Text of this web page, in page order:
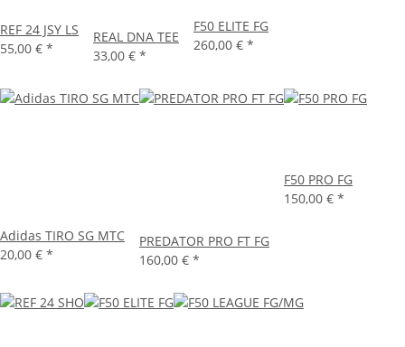
REF 24 JSY LS
55,00 € *
REAL DNA TEE
33,00 € *
F50 ELITE FG
260,00 € *
Adidas TIRO SG MTC
20,00 € *
PREDATOR PRO FT FG
160,00 € *
F50 PRO FG
150,00 € *